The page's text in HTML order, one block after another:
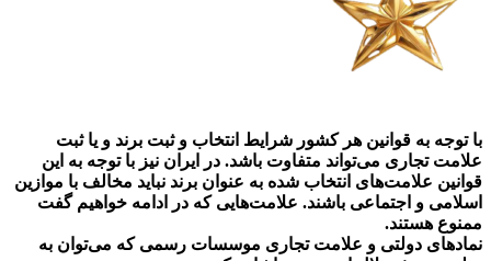
با توجه به قوانین هر کشور شرایط انتخاب و ثبت برند و یا ثبت
علامت تجاری می‌تواند متفاوت باشد. در ایران نیز با توجه به این
قوانین علامت‌های انتخاب شده به عنوان برند نباید مخالف با موازین
اسلامی و اجتماعی باشند. علامت‌هایی که در ادامه خواهیم گفت
ممنوع هستند.
نمادهای دولتی و علامت تجاری موسسات رسمی که می‌توان به